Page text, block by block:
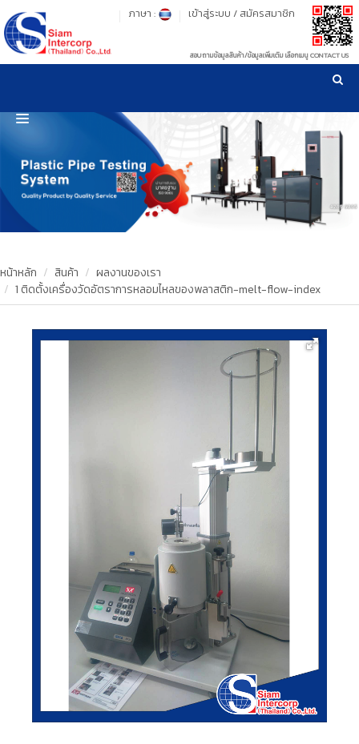
รู้ลึก รู้จริง เรื่องเครื่องมือทดสอบวัสดุ ! ยืน 1 เรื่องมาตรฐานการให้บริการ
เข้าสู่ระบบ / สมัครสมาชิก
ภาษา :
สอบถามข้อมูลสินค้า/ข้อมูลเพิ่มเติม เลือกเมนู CONTACT US
HOME
PRODUCT
OUR CLIENTS
OUR WORKS
CALIBRATION
CONTACT US
หน้าหลัก สินค้า
ผลงานของเรา
1 ติดตั้งเครื่องวัดอัตราการหลอมไหลของพลาสติก-melt-flow-index